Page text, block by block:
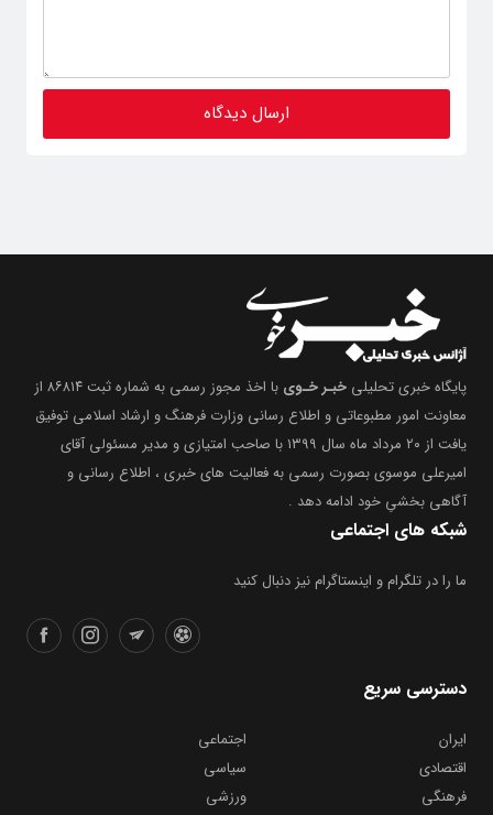
پایگاه خبری تحلیلی خبـر خـوی
با اخذ مجوز رسمی به شماره ثبت ۸۶۸۱۴ از
معاونت امور مطبوعاتی و اطلاع رسانی وزارت فرهنگ و ارشاد اسلامی توفیق
یافت از ۲۰ مرداد ماه سال ۱۳۹۹ با صاحب امتیازی و مدیر مسئولی آقای
امیرعلی موسوی بصورت رسمی به فعالیت های خبری ، اطلاع رسانی و
آگاهی بخشیِ خود ادامه دهد .
شبکه های اجتماعی
ما را در تلگرام و اینستاگرام نیز دنبال کنید
دسترسی سریع
ایران
اجتماعی
اقتصادی
سیاسی
فرهنگی
ورزشی